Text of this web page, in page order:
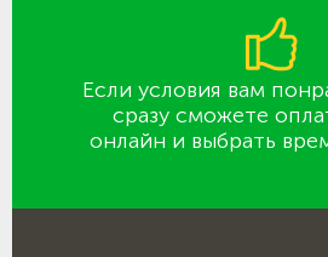
Если условия вам
сразу сможете
онлайн и выбрать